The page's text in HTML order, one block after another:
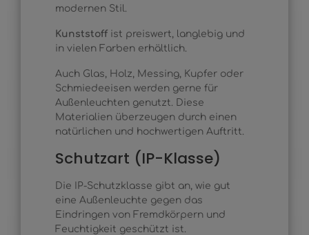
modernen Stil.
Kunststoff ist preiswert, langlebig und
in vielen Farben erhältlich.
Auch Glas, Holz, Messing, Kupfer oder
Schmiedeeisen werden gerne für
Außenleuchten genutzt. Diese
Materialien überzeugen durch einen
natürlichen und hochwertigen Auftritt.
Schutzart (IP-Klasse)
Die IP-Schutzklasse gibt an, wie gut
eine Außenleuchte gegen das
Eindringen von Fremdkörpern und
Feuchtigkeit geschützt ist.